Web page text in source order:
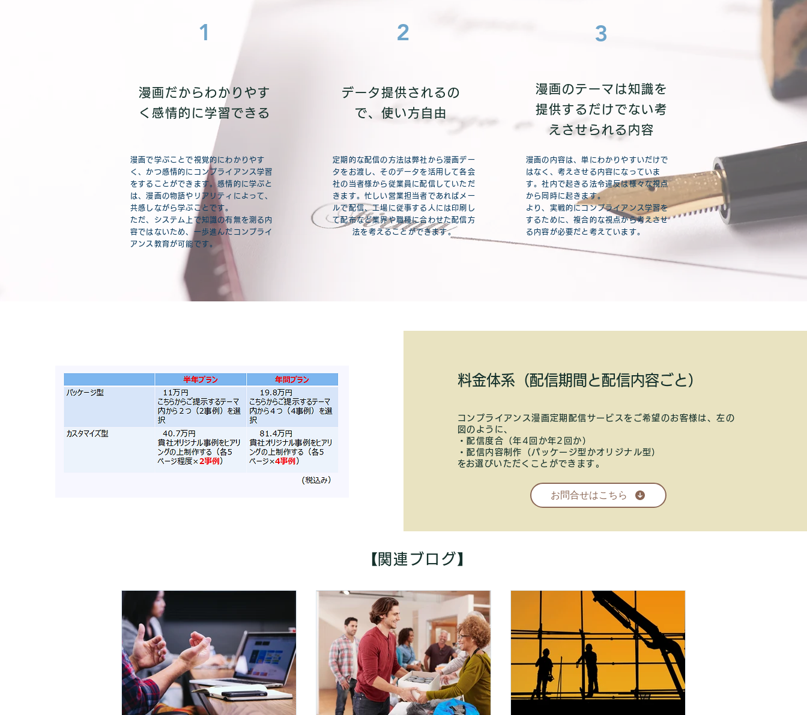
1
漫画だからわかりやす
く感情的に学習できる
漫画で学ぶことで視覚的にわかりやす
く、かつ感情的にコンプライアンス学習
をすることができます。感情的に学ぶと
は、漫画の物語やリアリティによって、
共感しながら学ぶことです。
ただ、システム上で知識の有無を測る内
容ではないため、一歩進んだコンプライ
アンス教育が可能です。
2
データ提供されるの
で、使い方自由
定期的な配信の方法は弊社から漫画デー
タをお渡し、そのデータを活用して各会
社の当者様から従業員に配信していただ
きます。忙しい営業担当者であればメー
ルで配信、工場に従事する人には印刷し
て配布など業界や職種に合わせた配信方
法を考えることができます。
3
漫画のテーマは知識を
提供するだけでない考
えさせられる内容
漫画の内容は、単にわかりやすいだけで
はなく、考えさせる内容になっていま
す。社内で起きる法令違反は様々な視点
から同時に起きます。
より、実戦的にコンプライアンス学習を
するために、複合的な視点から考えさせ
る内容が必要だと考えています。
​料金体系（配信期間と配信内容ごと）
コンプライアンス漫画定期配信サービスをご希望のお客様は、左の
図のように、
・配信度合（年4回か年2回か）
・配信内容制作（パッケージ型かオリジナル型）
​をお選びいただくことができます。
お問合せはこちら
​【関連ブログ】